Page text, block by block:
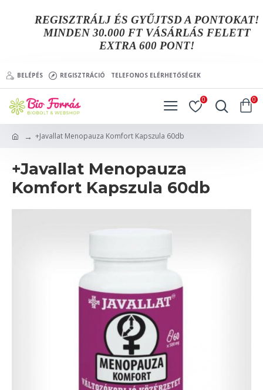
REGISZTRÁLJ ÉS GYŰJTSD A PONTOKAT!
MINDEN 30.000 FT VÁSÁRLÁS FELETT
EXTRA 600 PONT!
BELÉPÉS REGISZTRÁCIÓ TELEFONOS ELÉRHETŐSÉGEK
0 0
+Javallat Menopauza Komfort Kapszula 60db
+Javallat Menopauza
Komfort Kapszula 60db